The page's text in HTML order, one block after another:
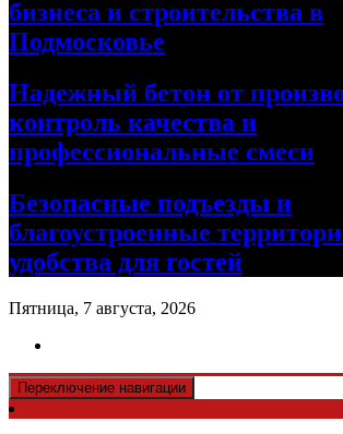
бизнеса и строительства в
Подмосковье
Надежный бетон от
контроль качества и
профессиональные смеси
Безопасные подъезды и
благоустроенные
удобства для гостей
Пятница, 7 августа, 2026
Переключение навигации